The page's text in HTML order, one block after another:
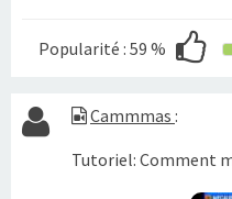
Popularité : 59 %
Cammmas :
Tutoriel: Comment